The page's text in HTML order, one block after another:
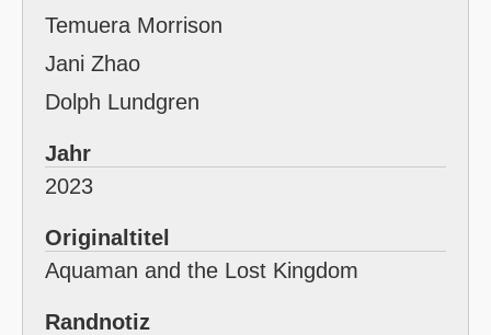
Temuera Morrison
Jani Zhao
Dolph Lundgren
Jahr
2023
Originaltitel
Aquaman and the Lost Kingdom
Randnotiz